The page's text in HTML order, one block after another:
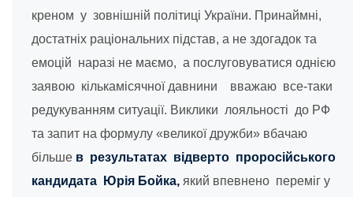
креном у зовнішній політиці України. Принаймні,
достатніх раціональних підстав, а не здогадок та
емоцій наразі не маємо, а послуговуватися однією
заявою кількамісячної давнини вважаю все-таки
редукуванням ситуації. Виклики лояльності до РФ
та запит на формулу «великої дружби» вбачаю
більше в результатах відверто проросійського
кандидата Юрія Бойка, який впевнено переміг у